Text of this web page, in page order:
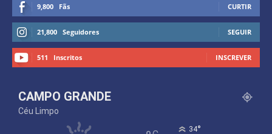
9,800 Fãs CURTIR
21,800 Seguidores SEGUIR
511 Inscritos INSCREVER
CAMPO GRANDE
Céu Limpo
34°